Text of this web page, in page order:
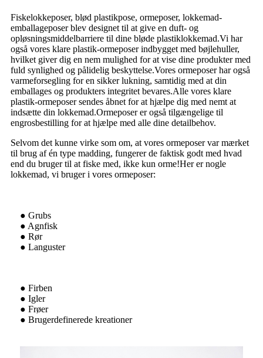
Fiskelokkeposer, blød plastikpose, ormeposer, lokkemad-
emballageposer blev designet til at give en duft- og
opløsningsmiddelbarriere til dine bløde plastiklokkemad.Vi har
også vores klare plastik-ormeposer indbygget med bøjlehuller,
hvilket giver dig en nem mulighed for at vise dine produkter med
fuld synlighed og pålidelig beskyttelse.Vores ormeposer har også
varmeforsegling for en sikker lukning, samtidig med at din
emballages og produkters integritet bevares.Alle vores klare
plastik-ormeposer sendes åbnet for at hjælpe dig med nemt at
indsætte din lokkemad.Ormeposer er også tilgængelige til
engrosbestilling for at hjælpe med alle dine detailbehov.
Selvom det kunne virke som om, at vores ormeposer var mærket
til brug af én type madding, fungerer de faktisk godt med hvad
end du bruger til at fiske med, ikke kun orme!Her er nogle
lokkemad, vi bruger i vores ormeposer:
● Grubs
● Agnfisk
● Rør
● Languster
● Firben
● Igler
● Frøer
● Brugerdefinerede kreationer